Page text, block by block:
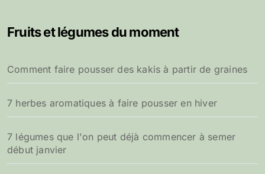
r
e
r
:
Fruits et légumes du moment
Comment faire pousser des kakis à partir de graines
7 herbes aromatiques à faire pousser en hiver
7 légumes que l'on peut déjà commencer à semer
début janvier